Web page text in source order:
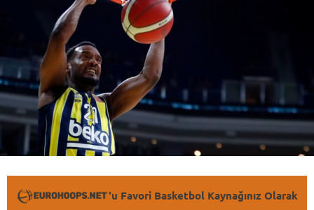
'u Favori Basketbol Kaynağınız Olarak